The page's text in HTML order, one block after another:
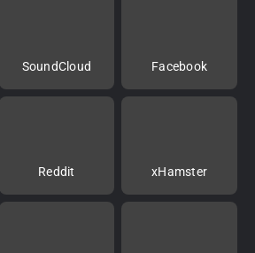
SoundCloud Facebook
Reddit xHamster